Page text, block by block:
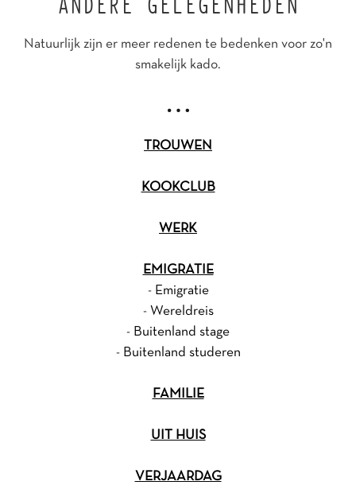
Natuurlijk zijn er meer redenen te bedenken voor zo'n
smakelijk kado.
TROUWEN
KOOKCLUB
WERK
EMIGRATIE
- Emigratie
- Wereldreis
- Buitenland stage
- Buitenland studeren
FAMILIE
UIT HUIS
VERJAARDAG